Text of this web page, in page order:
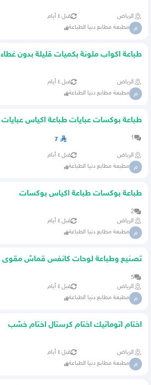
الرياض قبل ٤ أيام
م مطبعة مطابع دنيا الطباعة
طباعة اكواب ملونة بكميات قليلة بدون غطاء
الرياض قبل ٤ أيام
م مطبعة مطابع دنيا الطباعة
طباعة بوكسات عبايات طباعة اكياس عبايات
طباعة ستيكر
1
7
الرياض قبل ٤ أيام
م مطبعة مطابع دنيا الطباعة
طباعة بوكسات طباعة اكياس بوكسات
2
الرياض
قبل ٤ أيام
م مطبعة مطابع دنيا الطباعة
تصنيع وطباعة لوحات كانفس قماش مقوى
5
الرياض
قبل ٤ أيام
م مطبعة مطابع دنيا الطباعة
اختام اتوماتيك اختام كرستال اختام خشب
الرياض قبل ٤ أيام
م مطبعة مطابع دنيا الطباعة